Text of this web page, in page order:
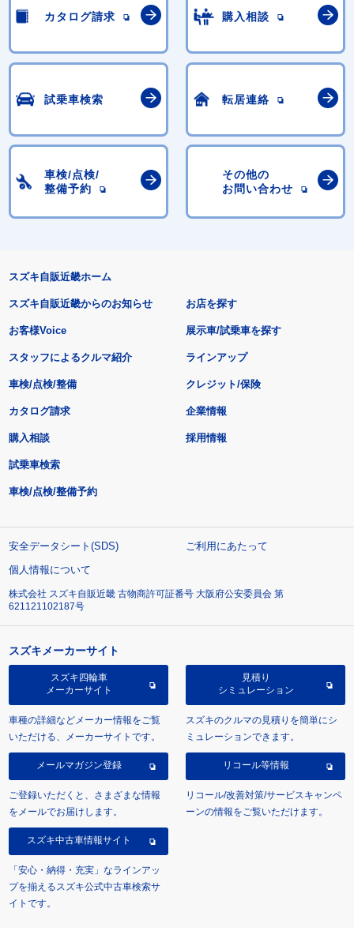
カタログ請求 購入相談
試乗車検索 転居連絡
車検/点検/
整備予約
その他の
お問い合わせ
スズキ自販近畿ホーム
スズキ自販近畿からのお知らせ
お客様Voice
スタッフによるクルマ紹介
お店を探す
展示車/試乗車を探す
ラインアップ
車検/点検/整備 クレジット/保険
カタログ請求
購入相談
試乗車検索
車検/点検/整備予約
企業情報
採用情報
安全データシート(SDS)
ご利用にあたって
個人情報について
株式会社 スズキ自販近畿 古物商許可証番号 大阪府公安委員会 第
621121102187号
スズキメーカーサイト
スズキ四輪車
メーカーサイト
車種の詳細などメーカー情報をご覧
いただける、メーカーサイトです。
見積り
シミュレーション
スズキのクルマの見積りを簡単にシ
ミュレーションできます。
メールマガジン登録
ご登録いただくと、さまざまな情報
をメールでお届けします。
リコール等情報
リコール/改善対策/サービスキャンペ
ーンの情報をご覧いただけます。
スズキ中古車情報サイト
「安心・納得・充実」なラインアッ
プを揃えるスズキ公式中古車検索サ
イトです。